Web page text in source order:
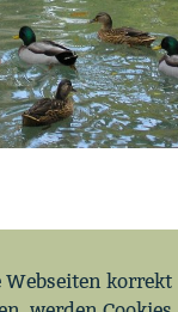
Webseiten korrekt